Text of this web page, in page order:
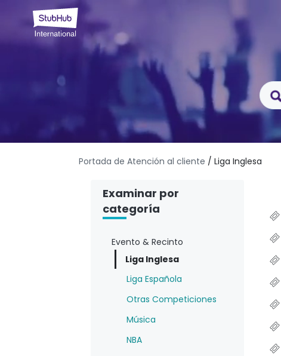
Portada de Atención al cliente / Liga Inglesa
Examinar por
categoría
Evento & Recinto
Liga Inglesa
Liga Española
Otras Competiciones
Música
NBA